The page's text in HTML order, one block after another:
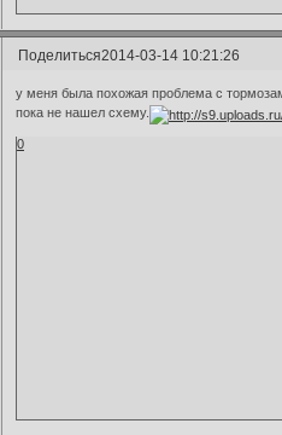
Поделиться2014-03-14 10:21:26
у меня была похожая проблема с
пока не нашел схему.
0